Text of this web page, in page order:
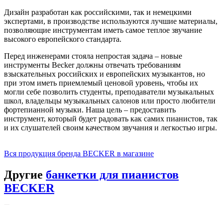
Дизайн разработан как российскими, так и немецкими
экспертами, в производстве используются лучшие материалы,
позволяющие инструментам иметь самое теплое звучание
высокого европейского стандарта.
Перед инженерами стояла непростая задача – новые
инструменты Becker должны отвечать требованиям
взыскательных российских и европейских музыкантов, но
при этом иметь приемлемый ценовой уровень, чтобы их
могли себе позволить студенты, преподаватели музыкальных
школ, владельцы музыкальных салонов или просто любители
фортепианной музыки. Наша цель – предоставить
инструмент, который будет радовать как самих пианистов, так
и их слушателей своим качеством звучания и легкостью игры.
Вся продукция бренда BECKER в магазине
Другие банкетки для пианистов
BECKER